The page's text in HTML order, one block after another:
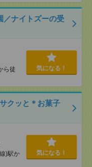
ナイトズーの受
ら徒
気になる！
クッと＊お菓子
)駅か
気になる！